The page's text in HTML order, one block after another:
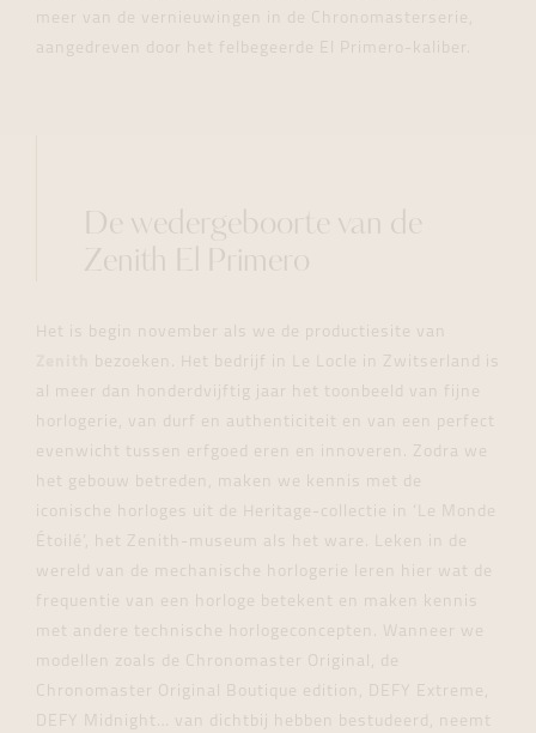
meer van de vernieuwingen in de Chronomasterserie,
aangedreven door het felbegeerde El Primero-kaliber.
De wedergeboorte van de
Zenith El Primero
Het is begin november als we de productiesite van
bezoeken. Het bedrijf in Le Locle in Zwitserland is
al meer dan honderdvijftig jaar het toonbeeld van fijne
horlogerie, van durf en authenticiteit en van een perfect
evenwicht tussen erfgoed eren en innoveren. Zodra we
het gebouw betreden, maken we kennis met de
iconische horloges uit de Heritage-collectie in ‘Le Monde
Étoilé’, het Zenith-museum als het ware. Leken in de
wereld van de mechanische horlogerie leren hier wat de
frequentie van een horloge betekent en maken kennis
met andere technische horlogeconcepten. Wanneer we
modellen zoals de Chronomaster Original, de
Chronomaster Original Boutique edition, DEFY Extreme,
DEFY Midnight… van dichtbij hebben bestudeerd, neemt